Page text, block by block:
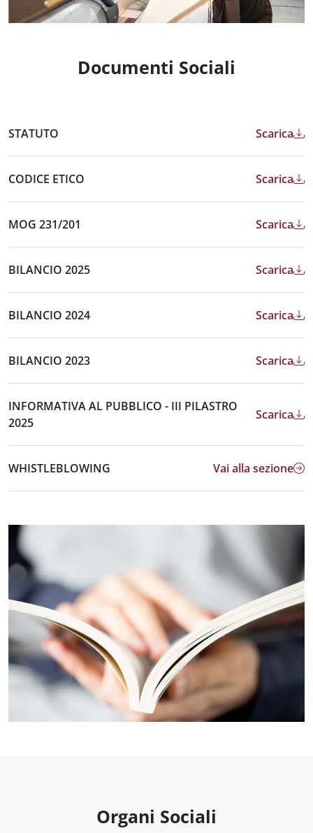
Documenti Sociali
STATUTO Scarica
CODICE ETICO Scarica
MOG 231/201 Scarica
BILANCIO 2025 Scarica
BILANCIO 2024 Scarica
BILANCIO 2023 Scarica
INFORMATIVA AL PUBBLICO - III PILASTRO
2025
Scarica
WHISTLEBLOWING Vai alla sezione
Organi Sociali